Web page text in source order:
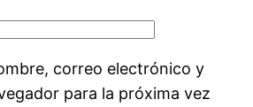
correo electrónico y
para la próxima vez